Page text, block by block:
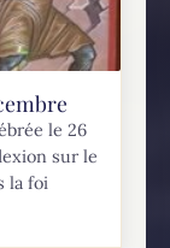
le 26
sur le
la foi